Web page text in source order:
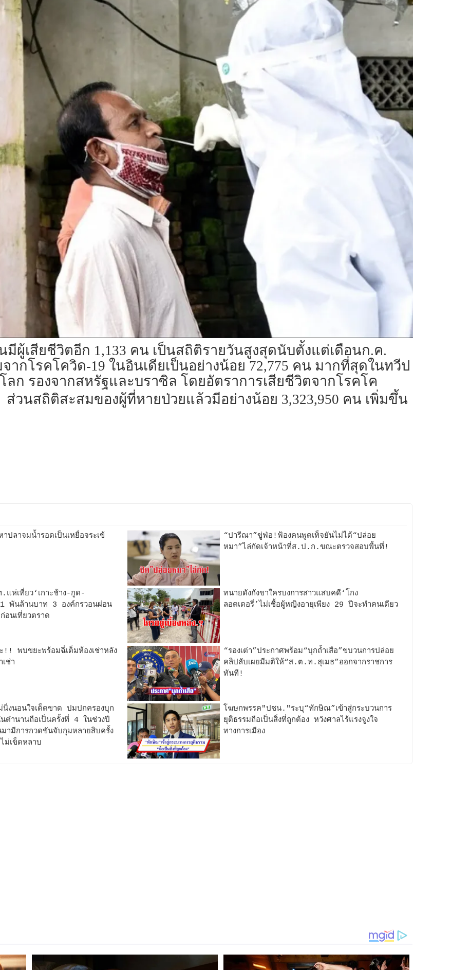
ผู้เสียชีวิตอีก 1,133 คน เป็นสถิติรายวันสูงสุดนับตั้งแต่เดือนก.ค.
ากโรคโควิด-19 ในอินเดียเป็นอย่างน้อย 72,775 คน มากที่สุดในทวีป
ลก รองจากสหรัฐและบราซิล โดยอัตราการเสียชีวิตจากโรคโค
ส่วนสถิติสะสมของผู้ที่หายป่วยแล้วมีอย่างน้อย 3,323,950 คน เพิ่มขึ้น
ปลาจมน้ำรอดเป็นเหยื่อจระเข้
“ปารีณา”ขู่ฟ่อ!ฟ้องคนพูดเท็จยันไม่ได้“ปล่อย
หมา”ไล่กัดเจ้าหน้าที่ส.ป.ก.ขณะตรวจสอบพื้นที่!
แห่เที่ยว‘เกาะช้าง-กูด-
พันล้านบาท 3 องค์กรวอนผ่อน
อนเที่ยวตราด
ทนายดังกังขาใครบงการสาวแสบคดี‘โกง
ลอตเตอรี่’ไม่เชื้อผู้หญิงอายุเพียง 29 ปีจะทำคนเดียว
ะ!! พบขยะพร้อมฉี่เต็มห้องเช่าหลัง
ช่า
“รองเต่า”ประกาศพร้อม“บุกถ้ำเสือ”ขบวนการปล่อย
คลิปลับเผยมีมติให้“ส.ต.ท.สุเมธ”ออกจากราชการ
ทันที!
นอนใจเด็ดขาด ปมปกครองบุก
ตำนานถือเป็นครั้งที่ 4 ในช่วงปี
ามีการกวดขันจับกุมหลายสิบครั้ง
ม่เข็ดหลาบ
โฆษกพรรค"ปชน."ระบุ“ทักษิณ”เข้าสู่กระบวนการ
ยุติธรรมถือเป็นสิ่งที่ถูกต้อง หวังศาลไร้แรงจูงใจ
ทางการเมือง